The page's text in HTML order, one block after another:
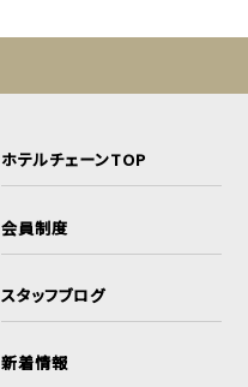
ホテルチェーンTOP
会員制度
スタッフブログ
新着情報